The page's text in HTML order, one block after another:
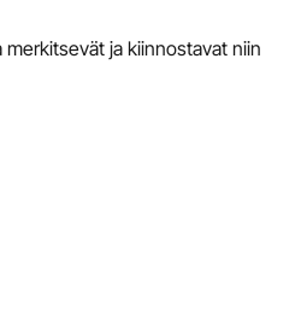
ja kiinnostavat niin